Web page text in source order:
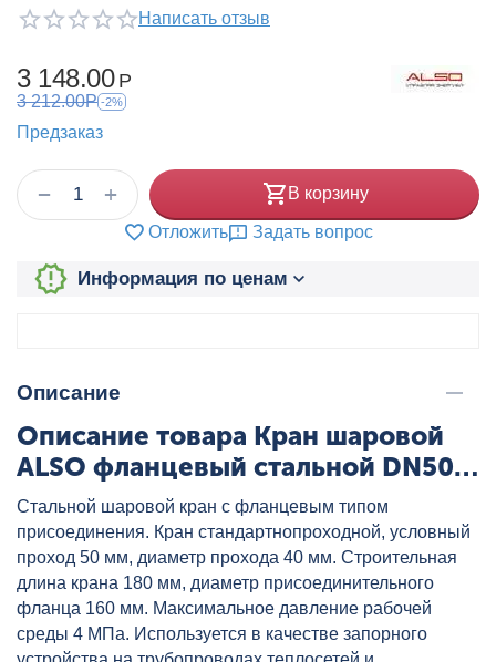
Написать отзыв
3 148.00 Р
3 212.00Р -2%
Предзаказ
+
− В корзину
Отложить Задать вопрос
Информация по ценам
Описание
Описание товара Кран шаровой
ALSO фланцевый стальной DN50
PN40 редуцированный, артикул:
КШ.Ф.050.40-01
Стальной шаровой кран с фланцевым типом
присоединения. Кран стандартнопроходной, условный
проход 50 мм, диаметр прохода 40 мм. Строительная
длина крана 180 мм, диаметр присоединительного
фланца 160 мм. Максимальное давление рабочей
среды 4 МПа. Используется в качестве запорного